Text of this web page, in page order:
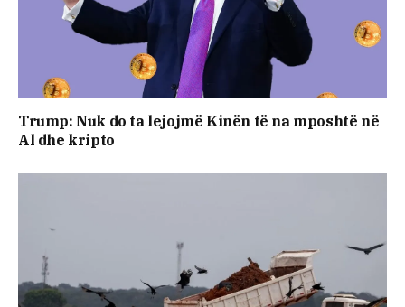
Trump: Nuk do ta lejojmë Kinën të na mposhtë në
Al dhe kripto